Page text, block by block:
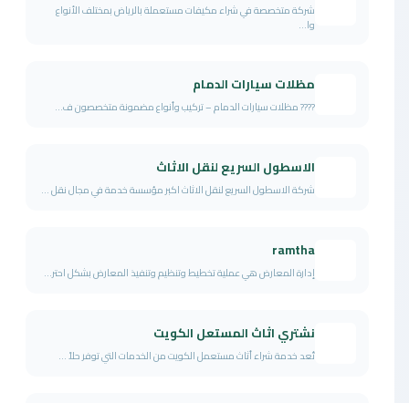
شركة متخصصة في شراء مكيفات مستعملة بالرياض بمختلف الأنواع
وا...
مظلات سيارات الدمام
???? مظلات سيارات الدمام – تركيب وأنواع مضمونة متخصصون ف...
الاسطول السريع لنقل الاثاث
شركة الاسطول السريع لنقل الاثاث اكبر مؤسسة خدمة في مجال نقل ...
ramtha
إدارة المعارض هي عملية تخطيط وتنظيم وتنفيذ المعارض بشكل احتر...
نشتري اثاث المستعل الكويت
تُعد خدمة شراء أثاث مستعمل الكويت من الخدمات التي توفر حلاً ...